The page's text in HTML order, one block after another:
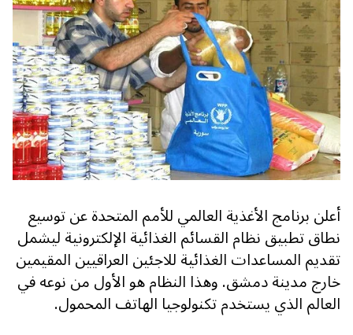
أعلن برنامج الأغذية العالمي للأمم المتحدة عن توسيع
نطاق تطبيق نظام القسائم الغذائية الإلكترونية ليشمل
تقديم المساعدات الغذائية للاجئين العراقيين المقيمين
خارج مدينة دمشق. وهذا النظام هو الأول من نوعه في
العالم الذي يستخدم تكنولوجيا الهاتف المحمول.